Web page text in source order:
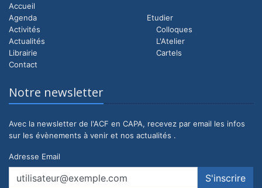
Accueil
Etudier
Colloques
L'Atelier
Cartels
Agenda
Activités
Actualités
Librairie
Contact
Notre newsletter
Avec la newsletter de l'ACF en CAPA, recevez par email les infos
sur les évènements à venir et nos actualités .
Adresse Email